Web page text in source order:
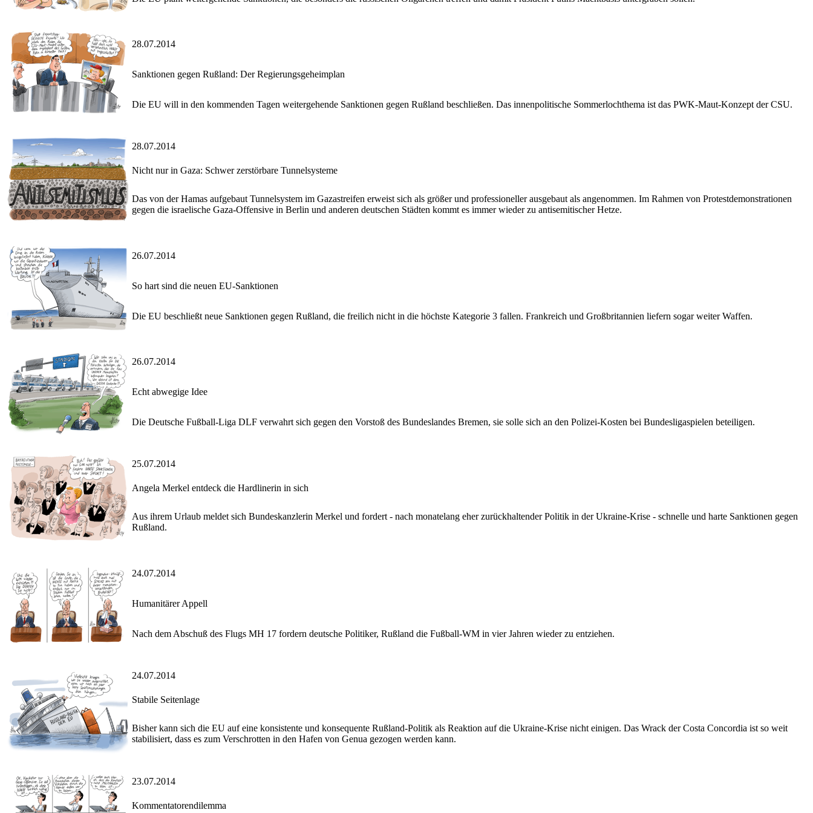
28.07.2014
Sanktionen gegen Rußland: Der Regierungsgeheimplan
Die EU will in den kommenden Tagen weitergehende Sanktionen gegen Rußland beschließen. Das innenpolitische Sommerlochthema ist das PWK-Maut-Konzept der CSU.
28.07.2014
Nicht nur in Gaza: Schwer zerstörbare Tunnelsysteme
Das von der Hamas aufgebaut Tunnelsystem im Gazastreifen erweist sich als größer und professioneller ausgebaut als angenommen. Im Rahmen von Protestdemonstrationen
gegen die israelische Gaza-Offensive in Berlin und anderen deutschen Städten kommt es immer wieder zu antisemitischer Hetze.
26.07.2014
So hart sind die neuen EU-Sanktionen
Die EU beschließt neue Sanktionen gegen Rußland, die freilich nicht in die höchste Kategorie 3 fallen. Frankreich und Großbritannien liefern sogar weiter Waffen.
26.07.2014
Echt abwegige Idee
Die Deutsche Fußball-Liga DLF verwahrt sich gegen den Vorstoß des Bundeslandes Bremen, sie solle sich an den Polizei-Kosten bei Bundesligaspielen beteiligen.
25.07.2014
Angela Merkel entdeck die Hardlinerin in sich
Aus ihrem Urlaub meldet sich Bundeskanzlerin Merkel und fordert - nach monatelang eher zurückhaltender Politik in der Ukraine-Krise - schnelle und harte Sanktionen gegen
Rußland.
24.07.2014
Humanitärer Appell
Nach dem Abschuß des Flugs MH 17 fordern deutsche Politiker, Rußland die Fußball-WM in vier Jahren wieder zu entziehen.
24.07.2014
Stabile Seitenlage
Bisher kann sich die EU auf eine konsistente und konsequente Rußland-Politik als Reaktion auf die Ukraine-Krise nicht einigen. Das Wrack der Costa Concordia ist so weit
stabilisiert, dass es zum Verschrotten in den Hafen von Genua gezogen werden kann.
23.07.2014
Kommentatorendilemma